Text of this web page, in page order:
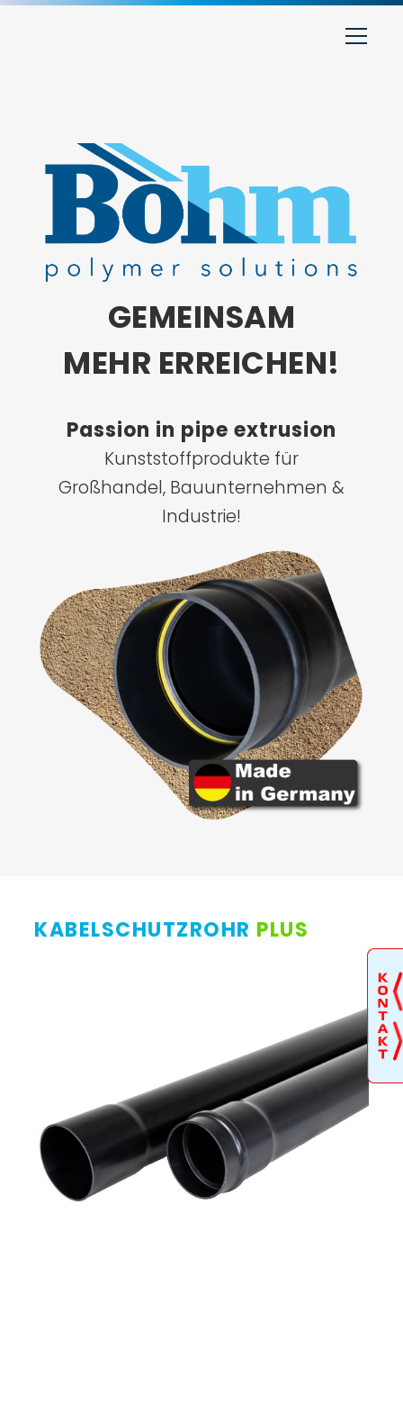
GEMEINSAM
MEHR ERREICHEN!
Passion in pipe extrusion
Kunststoffprodukte für
Großhandel, Bauunternehmen &
Industrie!
KABELSCHUTZROHR PLUS